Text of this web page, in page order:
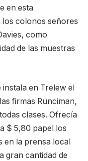
en esta
colonos señores
como
de las muestras
instala en Trelew el
firmas Runciman,
clases. Ofrecía
$ 5,80 papel los
en la prensa local
gran cantidad de